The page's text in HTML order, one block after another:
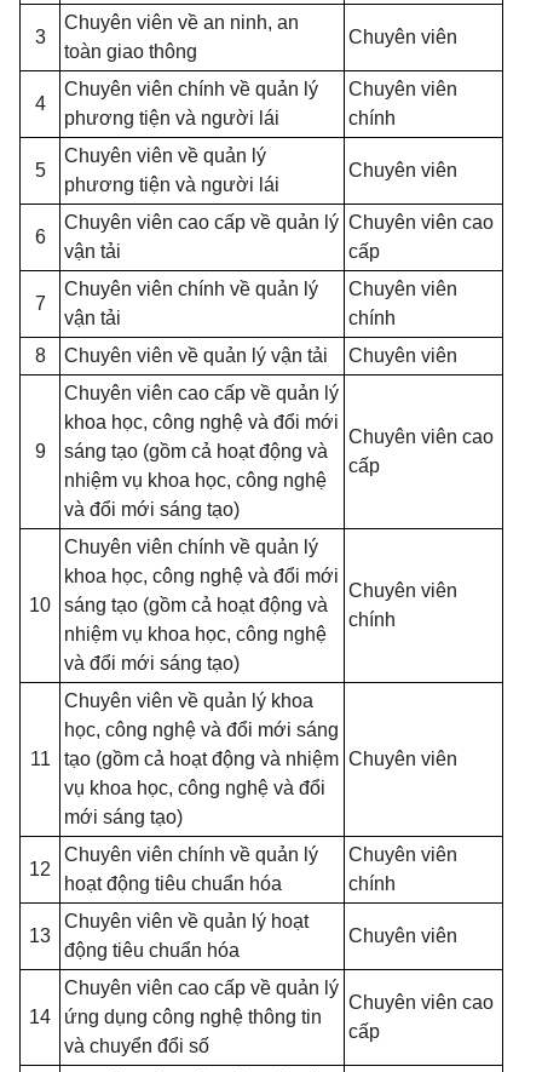
3
Chuyên viên về an ninh, an
toàn giao thông
Chuyên viên
4
Chuyên viên chính về quản lý
phương tiện và người lái
Chuyên viên
chính
5
Chuyên viên về quản lý
phương tiện và người lái
Chuyên viên
6
Chuyên viên cao cấp về quản lý
vận tải
Chuyên viên cao
cấp
7
Chuyên viên chính về quản lý
vận tải
Chuyên viên
chính
8
Chuyên viên về quản lý vận tải Chuyên viên
9
Chuyên viên cao cấp về quản lý
khoa học, công nghệ và đổi mới
sáng tạo (gồm cả hoạt động và
nhiệm vụ khoa học, công nghệ
và đổi mới sáng tạo)
Chuyên viên cao
cấp
10
Chuyên viên chính về quản lý
khoa học, công nghệ và đổi mới
sáng tạo (gồm cả hoạt động và
nhiệm vụ khoa học, công nghệ
và đổi mới sáng tạo)
Chuyên viên
chính
11
Chuyên viên về quản lý khoa
học, công nghệ và đổi mới sáng
tạo (gồm cả hoạt động và nhiệm
vụ khoa học, công nghệ và đổi
mới sáng tạo)
Chuyên viên
12
Chuyên viên chính về quản lý
hoạt động tiêu chuẩn hóa
Chuyên viên
chính
13
Chuyên viên về quản lý hoạt
động tiêu chuẩn hóa
Chuyên viên
14
Chuyên viên cao cấp về quản lý
ứng dụng công nghệ thông tin
và chuyển đổi số
Chuyên viên cao
cấp